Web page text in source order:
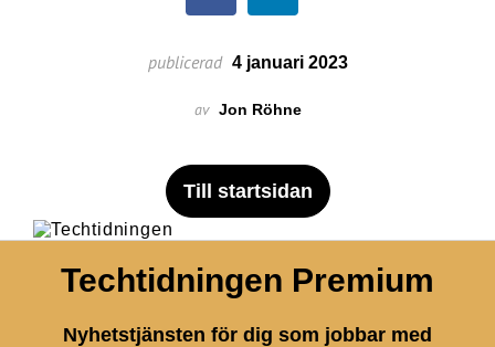
publicerad 4 januari 2023
av Jon Röhne
Till startsidan
Techtidningen Premium
Nyhetstjänsten för dig som jobbar med